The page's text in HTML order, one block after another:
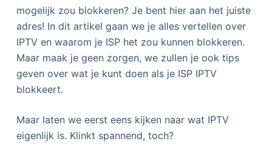
mogelijk zou blokkeren? Je bent hier aan het juiste
adres! In dit artikel gaan we je alles vertellen over
IPTV en waarom je ISP het zou kunnen blokkeren.
Maar maak je geen zorgen, we zullen je ook tips
geven over wat je kunt doen als je ISP IPTV
blokkeert.
Maar laten we eerst eens kijken naar wat IPTV
eigenlijk is. Klinkt spannend, toch?